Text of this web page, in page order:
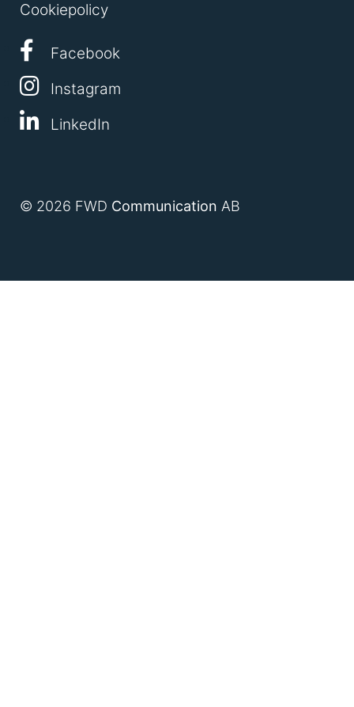
Cookiepolicy
Facebook
Instagram
LinkedIn
© 2026 FWD Communication AB